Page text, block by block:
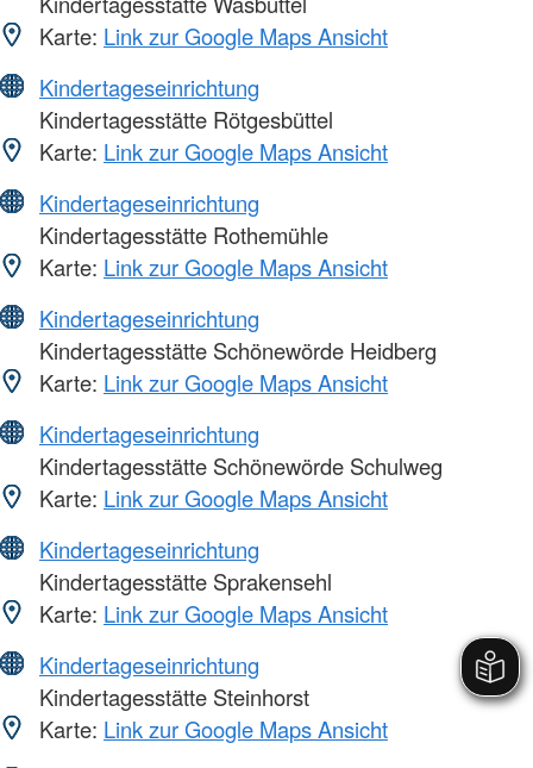
Karte: Link zur Google Maps Ansicht
Kindertageseinrichtung
Kindertagesstätte Rötgesbüttel
Karte: Link zur Google Maps Ansicht
Kindertageseinrichtung
Kindertagesstätte Rothemühle
Karte: Link zur Google Maps Ansicht
Kindertageseinrichtung
Kindertagesstätte Schönewörde Heidberg
Karte: Link zur Google Maps Ansicht
Kindertageseinrichtung
Kindertagesstätte Schönewörde Schulweg
Karte: Link zur Google Maps Ansicht
Kindertageseinrichtung
Kindertagesstätte Sprakensehl
Karte: Link zur Google Maps Ansicht
Kindertageseinrichtung
Kindertagesstätte Steinhorst
Karte: Link zur Google Maps Ansicht